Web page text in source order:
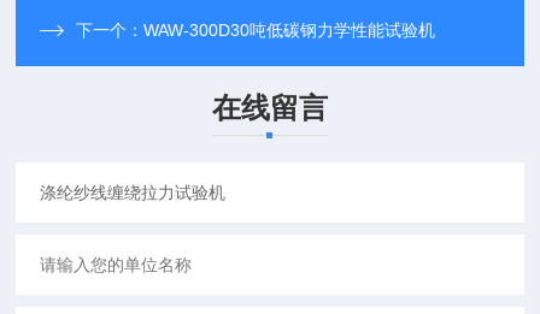
下一个：WAW-300D30吨低碳钢力学性能试验机
在线留言